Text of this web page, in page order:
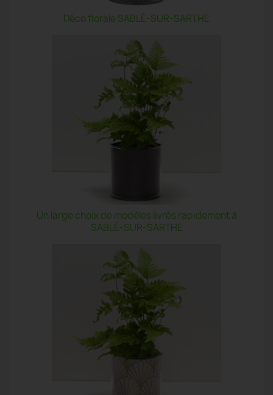
Déco florale SABLÉ-SUR-SARTHE
Un large choix de modèles livrés rapidement à
SABLÉ-SUR-SARTHE